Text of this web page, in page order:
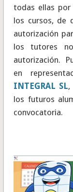
todas ellas por
los cursos, de
autorización
los tutores
autorización.
en
INTEGRAL SL,
los futuros
convocatoria.